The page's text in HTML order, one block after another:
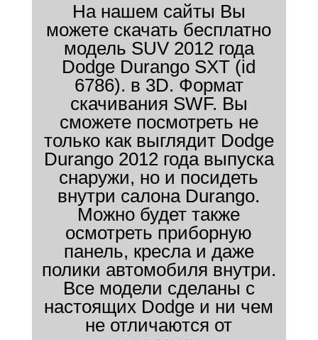
На нашем сайты Вы
можете скачать бесплатно
модель SUV 2012 года
Dodge Durango SXT (id
6786). в 3D. Формат
скачивания SWF. Вы
сможете посмотреть не
только как выглядит Dodge
Durango 2012 года выпуска
снаружи, но и посидеть
внутри салона Durango.
Можно будет также
осмотреть приборную
панель, кресла и даже
полики автомобиля внутри.
Все модели сделаны с
настоящих Dodge и ни чем
не отличаются от